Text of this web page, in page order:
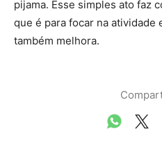
pijama. Esse simples ato faz
que é para focar na atividade
também melhora.